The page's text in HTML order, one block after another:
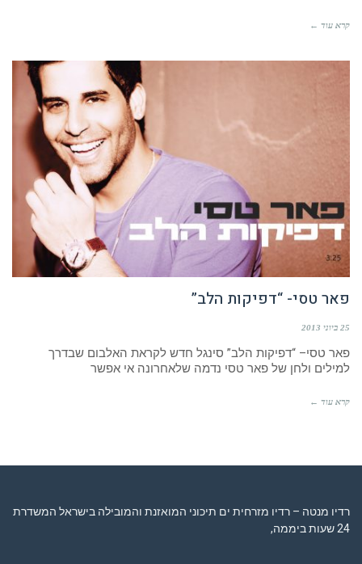
קרא עוד ←
פאר טסי- “דפיקות הלב”
25 ביוני 2013
פאר טסי– “דפיקות הלב” סינגל חדש לקראת האלבום שבדרך
למילים ולחן של פאר טסי נדמה שלאחרונה אי אפשר
קרא עוד ←
רדיו מנטה – רדיו מזרחית ים תיכוני המואזנת והמובילה בישראל המשדרת
24 שעות ביממה,